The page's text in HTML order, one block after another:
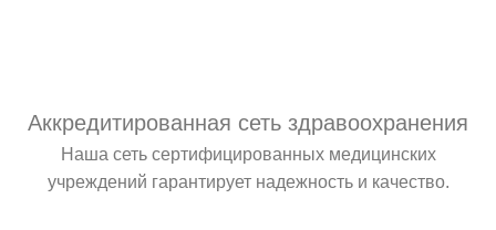
Аккредитированная сеть здравоохранения
Наша сеть сертифицированных медицинских
учреждений гарантирует надежность и качество.